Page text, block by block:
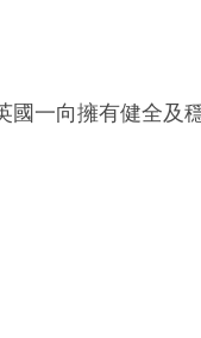
一向擁有健全及